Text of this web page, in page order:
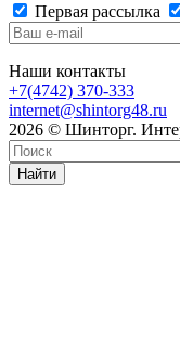
Первая рассылка
Наши контакты
+7(4742) 370-333
internet@shintorg48.ru
2026 © Шинторг.
Найти